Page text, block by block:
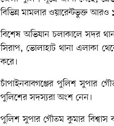
বিভিন্ন মামলার ওয়ারেন্টভুক্ত
বিশেষ অভিযান চলাকালে সদর
সিরাপ, ভোলাহাট থানা এলাকা
করে।
চাঁপাইনবাবগঞ্জের পুলিশ সুপার
পুলিশের সদস্যরা অংশ নেন।
পুলিশ সুপার গৌতম কুমার বিশ্বাস